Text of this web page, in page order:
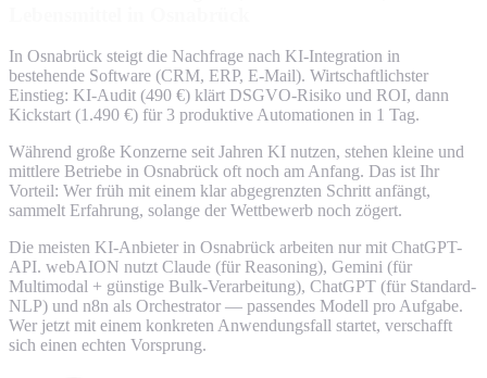
In Osnabrück steigt die Nachfrage nach KI-Integration in
bestehende Software (CRM, ERP, E-Mail). Wirtschaftlichster
Einstieg: KI-Audit (490 €) klärt DSGVO-Risiko und ROI, dann
Kickstart (1.490 €) für 3 produktive Automationen in 1 Tag.
Während große Konzerne seit Jahren KI nutzen, stehen kleine und
mittlere Betriebe in Osnabrück oft noch am Anfang. Das ist Ihr
Vorteil: Wer früh mit einem klar abgegrenzten Schritt anfängt,
sammelt Erfahrung, solange der Wettbewerb noch zögert.
Die meisten KI-Anbieter in Osnabrück arbeiten nur mit ChatGPT-
API. webAION nutzt Claude (für Reasoning), Gemini (für
Multimodal + günstige Bulk-Verarbeitung), ChatGPT (für Standard-
NLP) und n8n als Orchestrator — passendes Modell pro Aufgabe.
Wer jetzt mit einem konkreten Anwendungsfall startet, verschafft
sich einen echten Vorsprung.